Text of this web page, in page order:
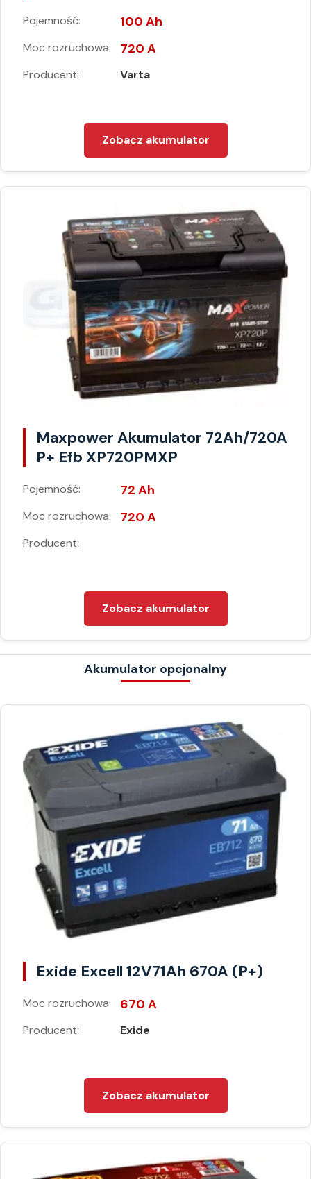
Pojemność: 100 Ah
Moc rozruchowa: 720 A
Producent: Varta
Zobacz akumulator
Maxpower Akumulator 72Ah/720A
P+ Efb XP720PMXP
Pojemność: 72 Ah
Moc rozruchowa: 720 A
Producent:
Zobacz akumulator
Akumulator opcjonalny
Exide Excell 12V71Ah 670A (P+)
Moc rozruchowa: 670 A
Producent: Exide
Zobacz akumulator